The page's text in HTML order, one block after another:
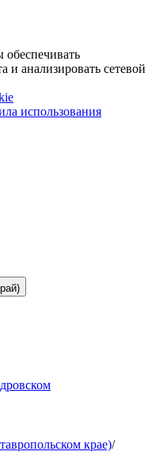
и анализировать сетевой
использования
крае)/